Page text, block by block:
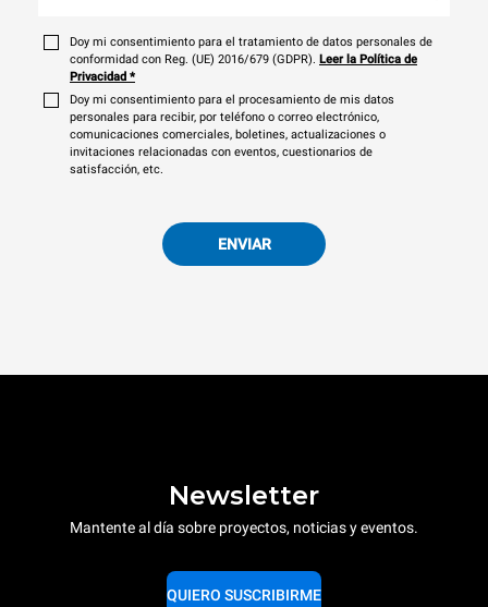
Doy mi consentimiento para el tratamiento de datos personales de
conformidad con Reg. (UE) 2016/679 (GDPR). Leer la Política de
Privacidad *
Doy mi consentimiento para el procesamiento de mis datos
personales para recibir, por teléfono o correo electrónico,
comunicaciones comerciales, boletines, actualizaciones o
invitaciones relacionadas con eventos, cuestionarios de
satisfacción, etc.
ENVIAR
Newsletter
Mantente al día sobre proyectos, noticias y eventos.
QUIERO SUSCRIBIRME